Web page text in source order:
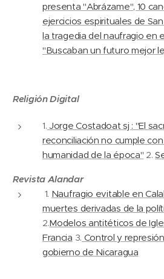
presenta "Abrázame", 10
ejercicios espirituales de
la tragedia del naufragio en
"Buscaban un futuro mejor
Religión Digital
1. Jorge Costadoat sj : "El
reconciliación no cumple
humanidad de la época" 2.
Revista Alandar
1. Naufragio evitable en
muertes derivadas de la
2.Modelos antitéticos de
Francia 3. Control y
gobierno de Nicaragua